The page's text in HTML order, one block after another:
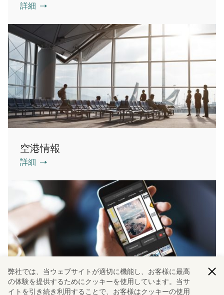
詳細
空港情報
詳細
弊社では、当ウェブサイトが適切に機能し、お客様に最高
の体験を提供するためにクッキーを使用しています。当サ
イトを引き続き利用することで、お客様はクッキーの使用